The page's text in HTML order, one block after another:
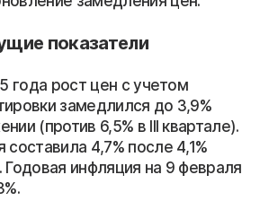
показатели
года рост цен с учетом
замедлился до 3,9%
(против 6,5% в III квартале).
составила 4,7% после 4,1%
Годовая инфляция на 9 февраля